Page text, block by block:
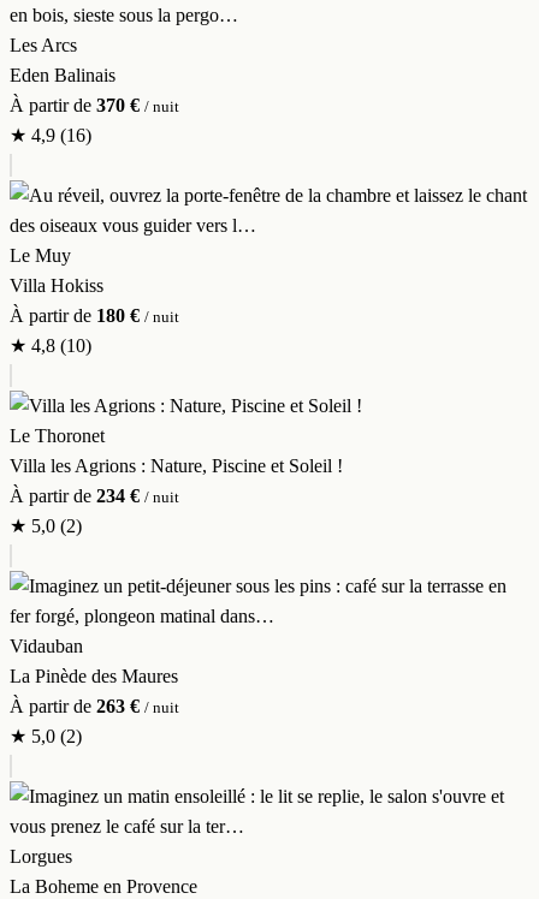
Les Arcs
Eden Balinais
À partir de 370 € / nuit
★ 4,9 (16)
Le Muy
Villa Hokiss
À partir de 180 € / nuit
★ 4,8 (10)
Le Thoronet
Villa les Agrions : Nature, Piscine et Soleil !
À partir de 234 € / nuit
★ 5,0 (2)
Vidauban
La Pinède des Maures
À partir de 263 € / nuit
★ 5,0 (2)
Lorgues
La Boheme en Provence